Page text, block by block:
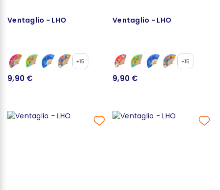
Ventaglio - LHO
+15
9,90 €
Ventaglio - LHO
+15
9,90 €